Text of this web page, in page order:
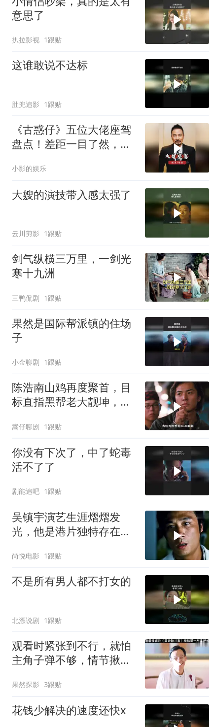
意思了
扒拉影视 1跟贴
这谁敢说不达标
肚兜追影 1跟贴
《古惑仔》五位大佬座驾
盘点！差距一目了然，境
小影的娱乐
大嫂的演技带入感太强了
云川剪影 1跟贴
剑气纵横三万里，一剑光
寒十九洲
三鸭侃剧 1跟贴
果然是国际帮派镇的住场
子
小金聊剧 1跟贴
陈浩南山鸡再度聚首，目
标直指黑帮老大靓坤，一
嵩仔聊剧 1跟贴
你没有下次了，中了蛇毒
活不了了
剧能追吧 1跟贴
吴镇宇演艺生涯熠熠发
光，他是港片独特存在，
尚悦电影 1跟贴
不是所有男人都不打女的
北漂说剧 1跟贴
观看时紧张到不行，就怕
主角子弹不够，情节揪心
果然探影 3跟贴
花钱少解决的速度还快x